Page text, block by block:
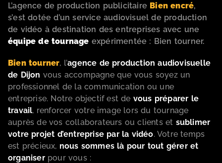
L’agence de production publicitaire Bien encré,
s’est dotée d’un service audiovisuel de production
de vidéo à destination des entreprises avec une
équipe de tournage expérimentée : Bien tourner.
Bien tourner, l’agence de production audiovisuelle
de Dijon vous accompagne que vous soyez un
professionnel de la communication ou une
entreprise. Notre objectif est de vous préparer le
travail, renforcer votre image lors du tournage
auprès de vos collaborateurs ou clients et sublimer
votre projet d’entreprise par la vidéo. Votre temps
est précieux, nous sommes là pour tout gérer et
organiserpour vous :